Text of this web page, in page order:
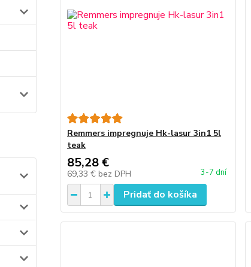
Remmers impregnuje Hk-lasur 3in1 5l
teak
85,28 €
69,33 € bez DPH 3-7 dní
Pridať do košíka